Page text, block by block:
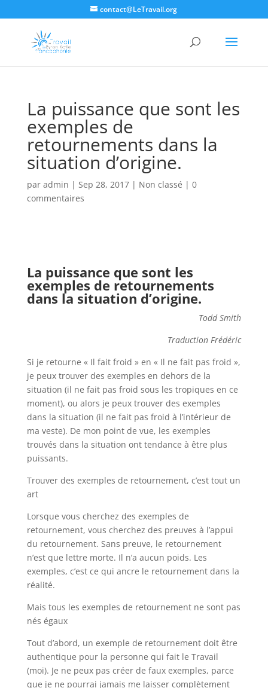
contact@LeTravail.org
La puissance que sont les
exemples de
retournements dans la
situation d’origine.
par admin | Sep 28, 2017| Non classé | 0
commentaires
La puissance que sont les
exemples de retournements
dans la situation d’origine.
Todd Smith
Traduction Frédéric
Si je retourne « Il fait froid » en « Il ne fait pas froid »,
je peux trouver des exemples en dehors de la
situation (il ne fait pas froid sous les tropiques en ce
moment), ou alors je peux trouver des exemples
dans la situation (il ne fait pas froid à l’intérieur de
ma veste). De mon point de vue, les exemples
trouvés dans la situation ont tendance à être plus
puissants.
Trouver des exemples de retournement, c’est tout un
art
Lorsque vous cherchez des exemples de
retournement, vous cherchez des preuves à l’appui
du retournement. Sans preuve, le retournement
n’est que lettre morte. Il n’a aucun poids. Les
exemples, c’est ce qui ancre le retournement dans la
réalité.
Mais tous les exemples de retournement ne sont pas
nés égaux
Tout d’abord, un exemple de retournement doit être
authentique pour la personne qui fait le Travail
(moi). Je ne peux pas créer de faux exemples, parce
que je ne pourrai jamais me laisser complètement